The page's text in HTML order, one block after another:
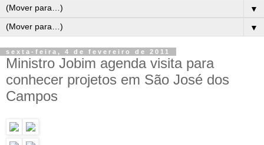
▼
▼
sexta-feira, 4 de fevereiro de 2011
Ministro Jobim agenda visita para
conhecer projetos em São José dos
Campos